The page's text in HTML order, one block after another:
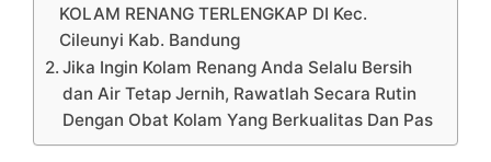
KOLAM RENANG TERLENGKAP DI Kec.
Cileunyi Kab. Bandung
Jika Ingin Kolam Renang Anda Selalu Bersih
dan Air Tetap Jernih, Rawatlah Secara Rutin
Dengan Obat Kolam Yang Berkualitas Dan Pas